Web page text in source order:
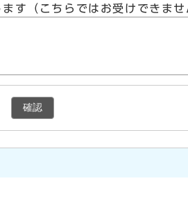
す（こちらではお受けできま
確認